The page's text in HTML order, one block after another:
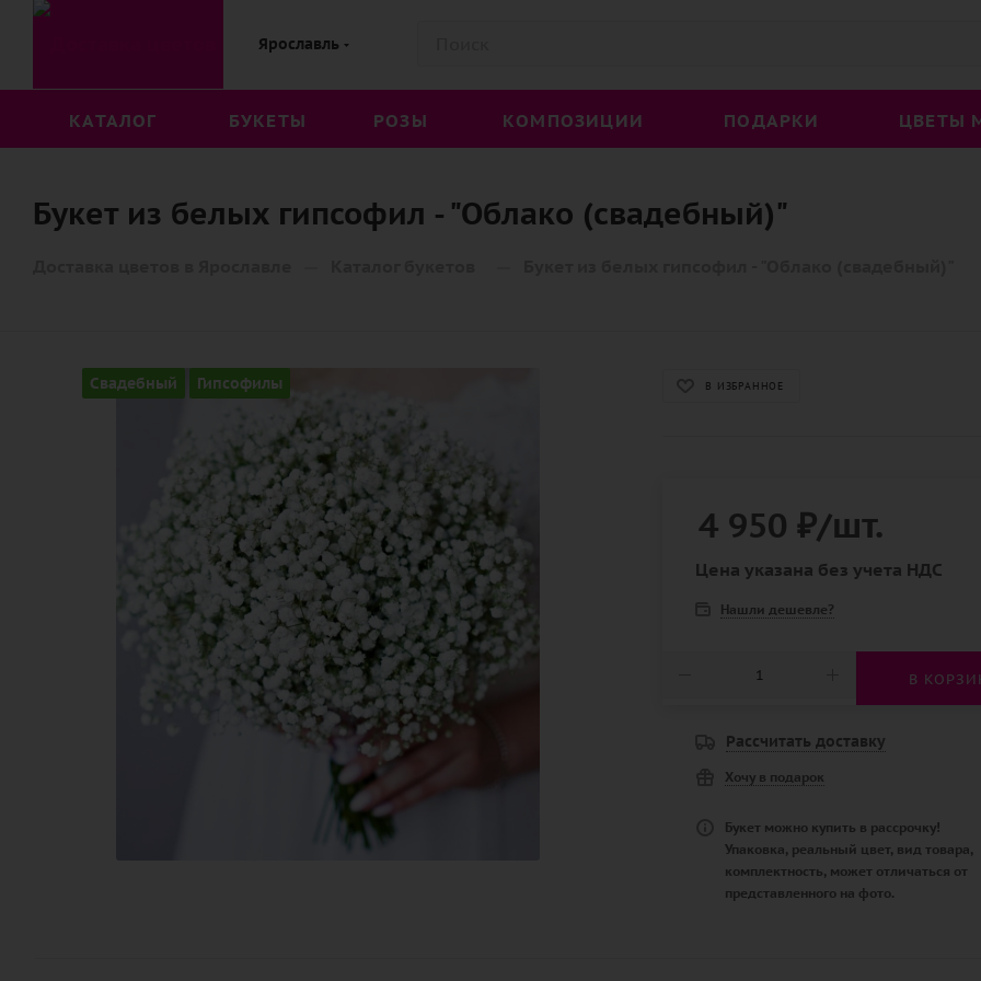
Ярославль
КАТАЛОГ БУКЕТЫ РОЗЫ КОМПОЗИЦИИ ПОДАРКИ ЦВЕТЫ
Букет из белых гипсофил - "Облако (свадебный)"
Свадебный Гипсофилы В ИЗБРАННОЕ
4 950 ₽/шт.
Цена указана без учета НДС
Нашли дешевле?
В
Рассчитать доставку
Хочу в подарок
Букет можно купить в рассрочку!
Упаковка, реальный цвет, вид товара,
комплектность, может отличаться от
представленного на фото.